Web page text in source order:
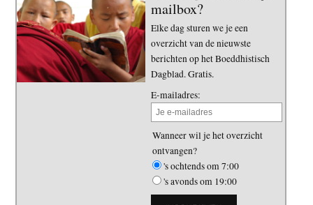
mailbox?
Elke dag sturen we je een
overzicht van de nieuwste
berichten op het Boeddhistisch
Dagblad. Gratis.
E-mailadres:
Wanneer wil je het overzicht
ontvangen?
's ochtends om 7:00
's avonds om 19:00